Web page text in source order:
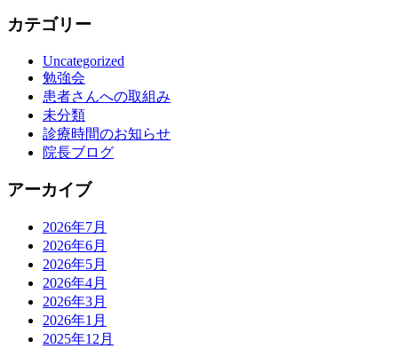
カテゴリー
Uncategorized
勉強会
患者さんへの取組み
未分類
診療時間のお知らせ
院長ブログ
アーカイブ
2026年7月
2026年6月
2026年5月
2026年4月
2026年3月
2026年1月
2025年12月